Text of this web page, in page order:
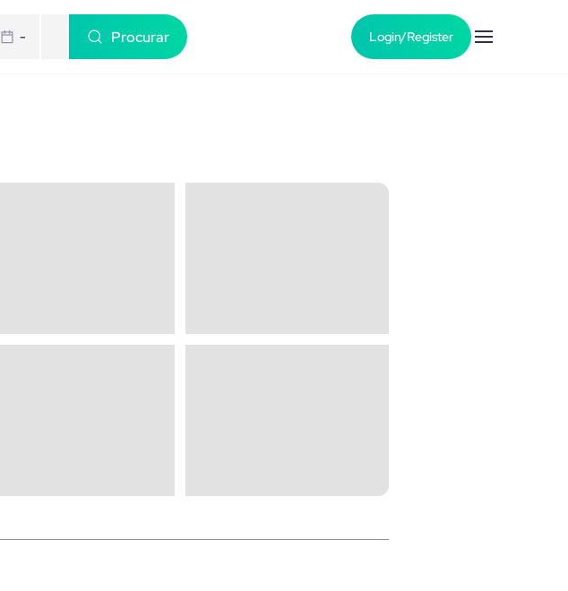
- Procurar Login/Register